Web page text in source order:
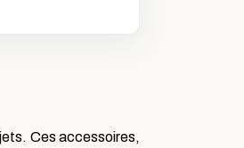
Ces accessoires,